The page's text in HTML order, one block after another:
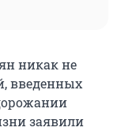
никак не
введенных
заявили